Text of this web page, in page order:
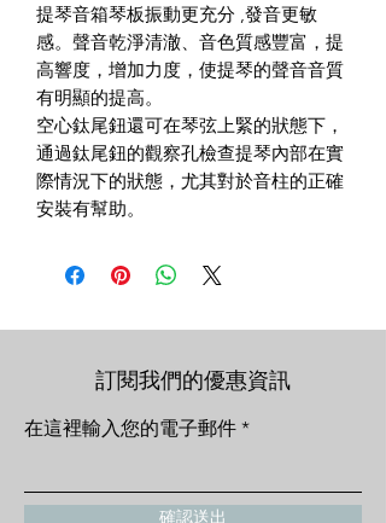
提琴音箱琴板振動更充分 ,發音更敏
感。聲音乾淨清澈、音色質感豐富，提
高響度，增加力度，使提琴的聲音音質
有明顯的提高。
空心鈦尾鈕還可在琴弦上緊的狀態下，
通過鈦尾鈕的觀察孔檢查提琴內部在實
際情況下的狀態，尤其對於音柱的正確
安裝有幫助。
訂閱我們的優惠資訊
在這裡輸入您的電子郵件
確認送出